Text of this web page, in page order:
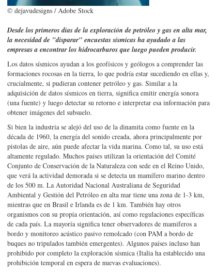
© dejavudesigns / Adobe Stock
Desde los primeros días de la exploración de petróleo y gas en alta mar,
la necesidad de "disparar" encuestas sísmicas ha ayudado a las
empresas a encontrar los hidrocarburos que luego pueden producir.
Los datos sísmicos ayudan a los geofísicos y geólogos a comprender las
formaciones rocosas en la tierra, lo que podría estar sucediendo en ellas y,
crucialmente, si pudieran contener petróleo y gas. Similar a la
adquisición de datos sísmicos en tierra, significa emitir energía sonora
(una fuente) y luego detectar su retorno e interpretar esa información para
obtener imágenes del subsuelo.
Si bien la industria se alejó del uso de la dinamita como fuente en la
década de 1960, la energía del sonido creada, ahora principalmente por
pistolas de aire, aún puede afectar la vida marina. Como tal, su uso está
altamente regulado. Muchos países utilizan la orientación del Comité
Conjunto de Conservación de la Naturaleza con sede en el Reino Unido,
que verá la actividad demorada si se detecta un mamífero marino dentro
de los 500 m. La Autoridad Nacional Australiana de Seguridad
Ambiental y Gestión del Petróleo en alta mar tiene una zona de 1-3 km,
mientras que en Brasil e Irlanda es de 1 km. También hay otros
organismos con su propia orientación, así como regulaciones específicas
de cada país. La mayoría significa tener observadores de mamíferos a
bordo y monitoreo acústico pasivo remolcado (con PAM a bordo de
buques no tripulados también emergentes). Algunos países incluso han
prohibido por completo la exploración sísmica (Italia ha establecido una
prohibición temporal en espera de nuevas evaluaciones).